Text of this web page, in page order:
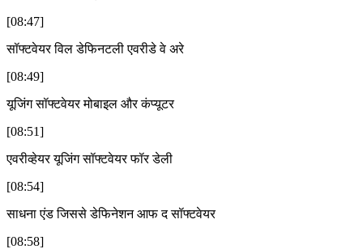
[08:47]
सॉफ्टवेयर विल डेफिनटली एवरीडे वे अरे
[08:49]
यूजिंग सॉफ्टवेयर मोबाइल और कंप्यूटर
[08:51]
एवरीव्हेयर यूजिंग सॉफ्टवेयर फॉर डेली
[08:54]
साधना एंड जिससे डेफिनेशन आफ द सॉफ्टवेयर
[08:58]